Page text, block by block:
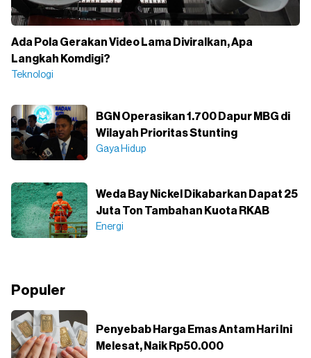
Ada Pola Gerakan Video Lama Diviralkan, Apa
Langkah Komdigi?
Teknologi
BGN Operasikan 1.700 Dapur MBG di
Wilayah Prioritas Stunting
Gaya Hidup
Weda Bay Nickel Dikabarkan Dapat 25
Juta Ton Tambahan Kuota RKAB
Energi
Populer
Penyebab Harga Emas Antam Hari Ini
Melesat, Naik Rp50.000